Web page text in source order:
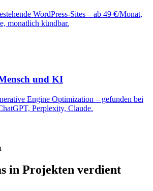
WordPress-Sites – ab 49 €/Monat,
monatlich kündbar.
und KI
Engine Optimization – gefunden bei
Perplexity, Claude.
in Projekten verdient